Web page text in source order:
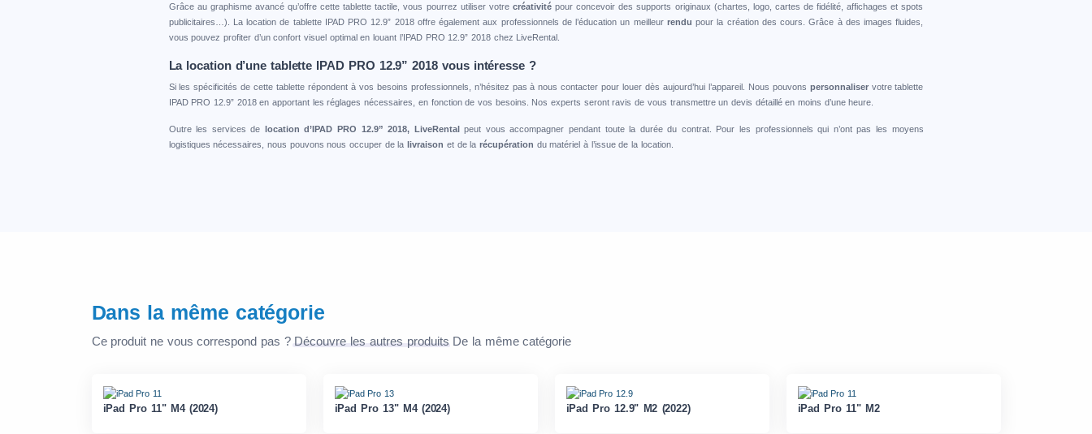
Grâce au graphisme avancé qu’offre cette tablette tactile, vous pourrez utiliser votre créativitépour concevoir des supports originaux (chartes, logo, cartes de fidélité, affichages et spots
publicitaires…). La location de tablette IPAD PRO 12.9” 2018 offre également aux professionnels de l’éducation un meilleur rendupour la création des cours. Grâce à des images fluides,
vous pouvez profiter d’un confort visuel optimal en louant l’IPAD PRO 12.9” 2018 chez LiveRental.
La location d’une tablette IPAD PRO 12.9” 2018 vous intéresse ?
Si les spécificités de cette tablette répondent à vos besoins professionnels, n’hésitez pas à nous contacter pour louer dès aujourd’hui l’appareil. Nous pouvons personnaliservotre tablette
IPAD PRO 12.9” 2018 en apportant les réglages nécessaires, en fonction de vos besoins. Nos experts seront ravis de vous transmettre un devis détaillé en moins d’une heure.
Outre les services de location d’IPAD PRO 12.9” 2018, LiveRentalpeut vous accompagner pendant toute la durée du contrat. Pour les professionnels qui n’ont pas les moyens
logistiques nécessaires, nous pouvons nous occuper de lalivraison et de la récupération du matériel à l’issue de la location.
Dans la même catégorie
Ce produit ne vous correspond pas ? Découvre les autres produits De la même catégorie
iPad Pro 11" M4 (2024) iPad Pro 13" M4 (2024) iPad Pro 12.9" M2 (2022) iPad Pro 11" M2